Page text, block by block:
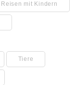
Reisen mit Kindern
Tiere